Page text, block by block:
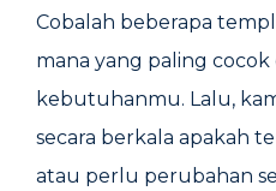
Cobalah beberapa
mana yang paling
kebutuhanmu. Lalu,
secara berkala apakah
atau perlu perubahan